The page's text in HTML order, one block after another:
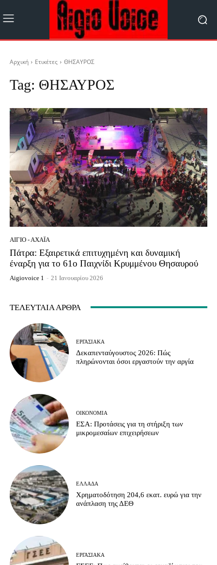
Αρχική Ετικέτες ΘΗΣΑΥΡΟΣ
Tag: ΘΗΣΑΥΡΟΣ
ΑΊΓΙΟ - ΑΧΑΪ́Α
Πάτρα: Εξαιρετικά επιτυχημένη και δυναμική
έναρξη για το 61ο Παιχνίδι Κρυμμένου Θησαυρού
Aigiovoice 1 - 21 Ιανουαρίου 2026
ΤΕΛΕΥΤΑΊΑ ΆΡΘΡΑ
ΕΡΓΑΣΙΑΚΆ
Δεκαπενταύγουστος 2026: Πώς
πληρώνονται όσοι εργαστούν την αργία
ΟΙΚΟΝΟΜΊΑ
ΕΣΑ: Προτάσεις για τη στήριξη των
μικρομεσαίων επιχειρήσεων
ΕΛΛΆΔΑ
Χρηματοδότηση 204,6 εκατ. ευρώ για την
ανάπλαση της ΔΕΘ
ΕΡΓΑΣΙΑΚΆ